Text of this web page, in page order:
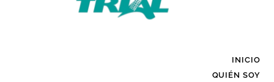
INICIO
QUIÉN SOY